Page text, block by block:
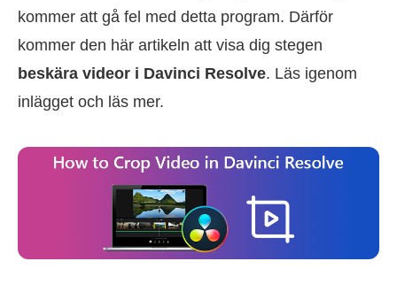
kommer att gå fel med detta program. Därför
kommer den här artikeln att visa dig stegen
beskära videor i Davinci Resolve. Läs igenom
inlägget och läs mer.